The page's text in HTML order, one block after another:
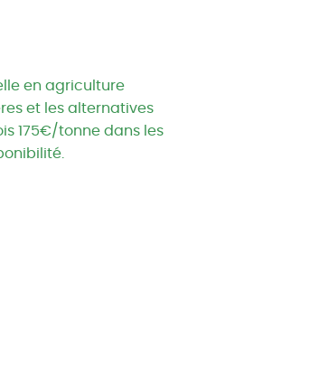
en agriculture
et les alternatives
175€/tonne dans les